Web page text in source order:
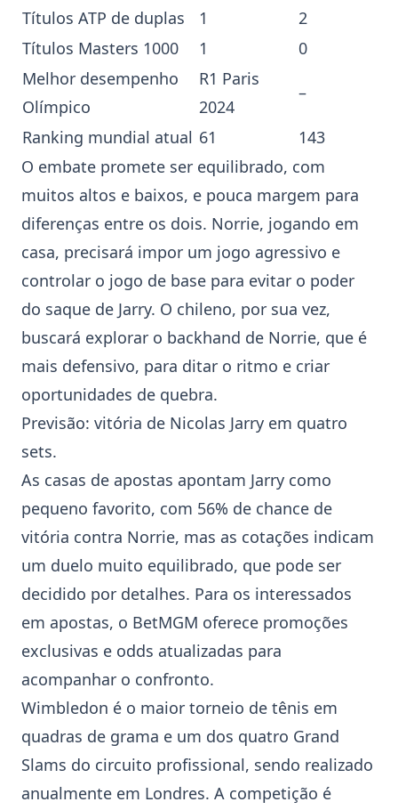
Títulos ATP de duplas 1
2
Títulos Masters 1000
1
0
Melhor desempenho
Olímpico
R1 Paris
2024
–
Ranking mundial atual 61
143
O embate promete ser equilibrado, com
muitos altos e baixos, e pouca margem para
diferenças entre os dois. Norrie, jogando em
casa, precisará impor um jogo agressivo e
controlar o jogo de base para evitar o poder
do saque de Jarry. O chileno, por sua vez,
buscará explorar o backhand de Norrie, que é
mais defensivo, para ditar o ritmo e criar
oportunidades de quebra.
Previsão: vitória de Nicolas Jarry em quatro
sets.
As casas de apostas apontam Jarry como
pequeno favorito, com 56% de chance de
vitória contra Norrie, mas as cotações indicam
um duelo muito equilibrado, que pode ser
decidido por detalhes. Para os interessados
em apostas, o BetMGM oferece promoções
exclusivas e odds atualizadas para
acompanhar o confronto.
Wimbledon é o maior torneio de tênis em
quadras de grama e um dos quatro Grand
Slams do circuito profissional, sendo realizado
anualmente em Londres. A competição é